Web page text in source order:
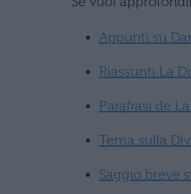
Appunti su
Riassunti La
Parafrasi de
Tema sulla
Saggio breve